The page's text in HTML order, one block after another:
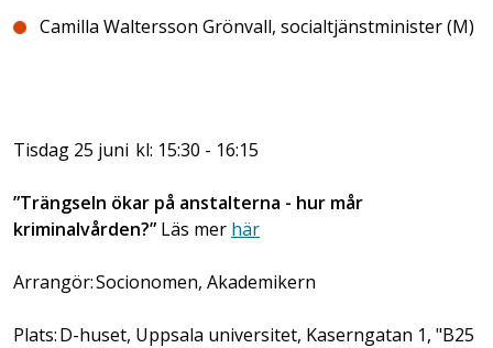
Camilla Waltersson Grönvall, socialtjänstminister (M)
Tisdag 25 juni kl: 15:30 - 16:15
”Trängseln ökar på anstalterna - hur mår
kriminalvården?” Läs mer här
Arrangör: Socionomen, Akademikern
Plats: D-huset, Uppsala universitet, Kaserngatan 1, "B25